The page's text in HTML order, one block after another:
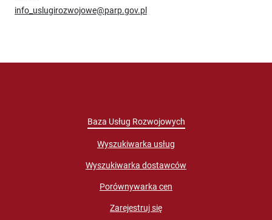
info_uslugirozwojowe@parp.gov.pl
Baza Usług Rozwojowych
Wyszukiwarka usług
Wyszukiwarka dostawców
Porównywarka cen
Zarejestruj się